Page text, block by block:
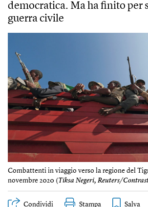
democratica. Ma ha finito per
guerra civile
Combattenti in viaggio verso la regione del
novembre 2020 (Tiksa Negeri, Reuters/
Condividi Stampa